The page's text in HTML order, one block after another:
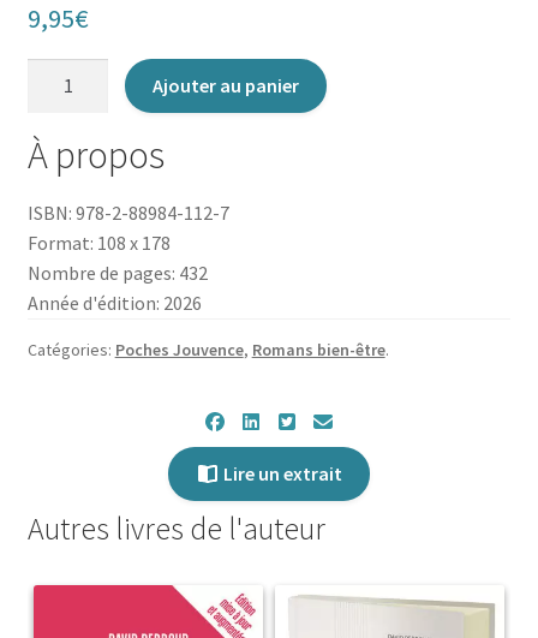
9,95€
Le
Chaman
Pacifique
Ajouter au panier
À propos
ISBN: 978-2-88984-112-7
Format: 108 x 178
Nombre de pages: 432
Année d'édition: 2026
Catégories: Poches Jouvence, Romans bien-être.
Lire un extrait
Autres livres de l'auteur